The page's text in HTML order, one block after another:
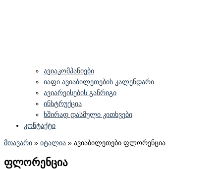
ავიაკომპანიები
იაფი ავიაბილეთების კალენდარი
ავიარეისების განრიგი
ინსტრუქცია
ხშირად დასმული კითხვები
კონტაქტი
მთავარი » იტალია » ავიაბილეთები ფლორენცია
ფლორენცია